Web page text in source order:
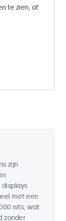
te zien, of
zijn
met een
nits, wat
zonder